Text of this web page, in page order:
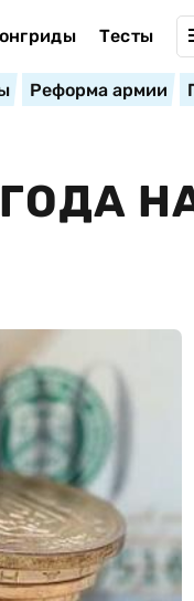
Тесты
Реформа армии